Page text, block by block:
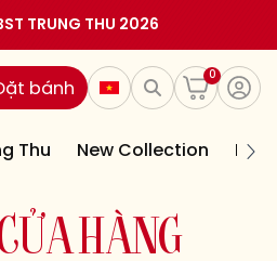
TRUNG THU 2026
0
bánh
Thu New Collection
Ử A H À NG